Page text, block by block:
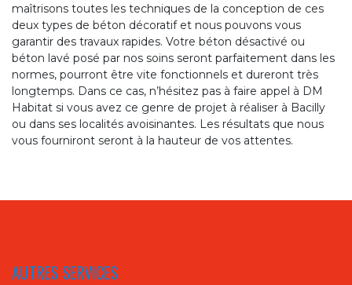
maîtrisons toutes les techniques de la conception de ces
deux types de béton décoratif et nous pouvons vous
garantir des travaux rapides. Votre béton désactivé ou
béton lavé posé par nos soins seront parfaitement dans les
normes, pourront être vite fonctionnels et dureront très
longtemps. Dans ce cas, n’hésitez pas à faire appel à DM
Habitat si vous avez ce genre de projet à réaliser à Bacilly
ou dans ses localités avoisinantes. Les résultats que nous
vous fourniront seront à la hauteur de vos attentes.
AUTRES SERVICES